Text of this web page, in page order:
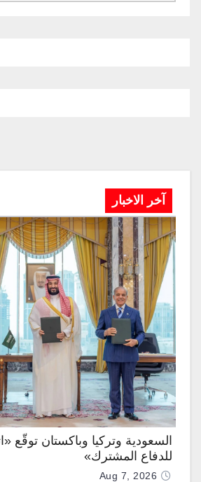
آخر الاخبار
السعودية وتركيا وباكستان توقّع
للدفاع المشترك»
Aug 7, 2026